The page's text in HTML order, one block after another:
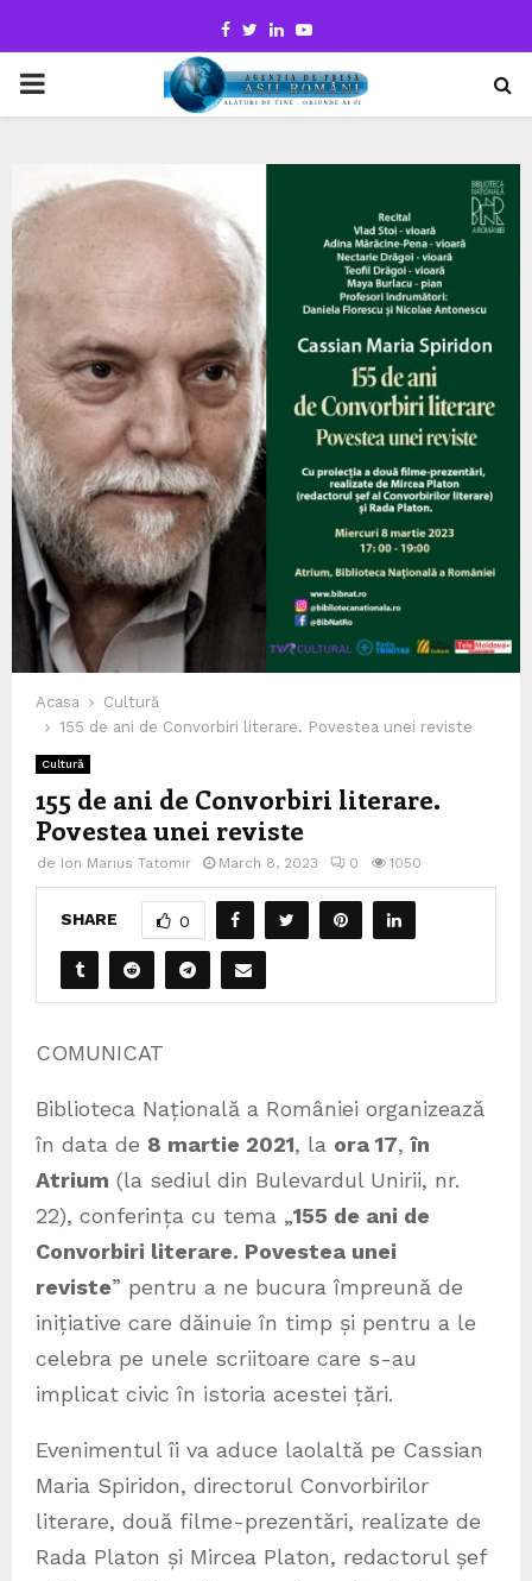
Facebook
TwitterLinkedinYoutube
PRIMARY
Acasa
Cultură
155 de ani de Convorbiri literare. Povestea unei reviste
Cultură
155 de ani de Convorbiri literare.
Povestea unei reviste
de Ion Marius Tatomir March 8, 2023 0 1050
SHARE 0
COMUNICAT
Biblioteca Națională a României organizează
în data de 8 martie 2021, la ora 17,în
Atrium (la sediul din Bulevardul Unirii, nr.
22), conferința cu tema „155 de ani de
Convorbiri literare. Povestea unei
reviste” pentru a ne bucura împreună de
inițiative care dăinuie în timp și pentru a le
celebra pe unele scriitoare care s-au
implicat civic în istoria acestei țări.
Evenimentul îi va aduce laolaltă pe Cassian
Maria Spiridon, directorul Convorbirilor
literare, două filme-prezentări, realizate de
Rada Platon și Mircea Platon, redactorul șef